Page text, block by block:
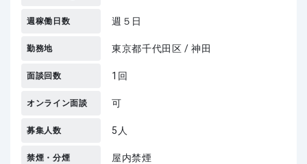
週稼働日数 週５日
勤務地 東京都千代田区 / 神田
面談回数 1回
オンライン面談 可
募集人数 5人
禁煙・分煙 屋内禁煙